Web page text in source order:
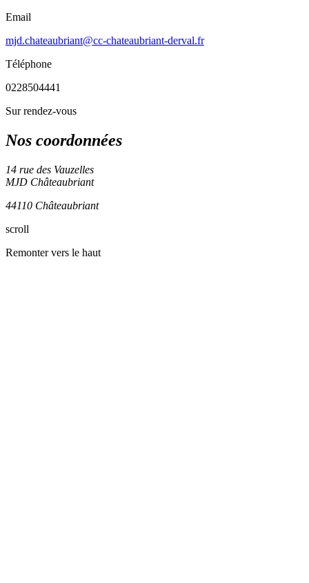
Email
mjd.chateaubriant@cc-chateaubriant-derval.fr
Téléphone
0228504441
Sur rendez-vous
Nos coordonnées
14 rue des Vauzelles
MJD Châteaubriant
44110 Châteaubriant
scroll
Remonter vers le haut